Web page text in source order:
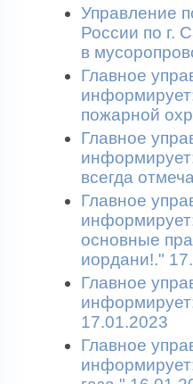
Управление
России по г.
в
Главное
пожарной
Главное
всегда
Главное
основные
иордани!."
Главное
17.01.2023
Главное